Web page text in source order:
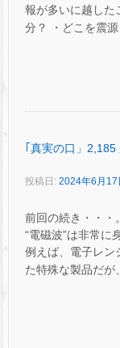
報が多いに越した
分？ ・どこを震
｢真実の口」
投稿日: 2024年6月17
前回の続き・・・
“電磁波”は非常に
例えば、電子レン
た特殊な製品だが